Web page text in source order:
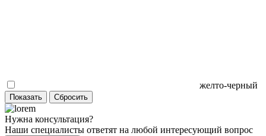
желто-черный
Нужна консультация?
Наши специалисты ответят на любой интересующий вопрос